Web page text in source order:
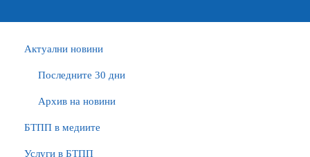
Актуални новини
Последните 30 дни
Архив на новини
БTПП в медиите
Услуги в БТПП